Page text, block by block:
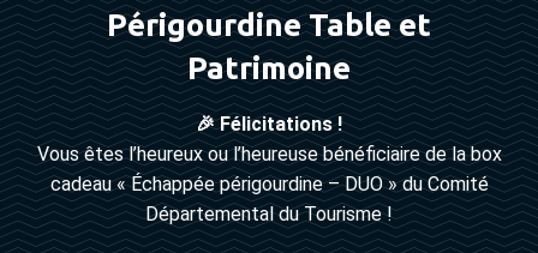
Périgourdine Table et
Patrimoine
🎉 Félicitations !
Vous êtes l’heureux ou l’heureuse bénéficiaire de la box
cadeau « Échappée périgourdine – DUO » du Comité
Départemental du Tourisme !